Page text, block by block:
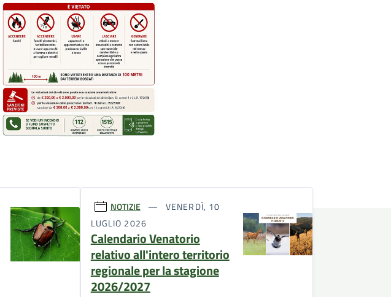
NOTIZIE
VENERDÌ, 10
LUGLIO 2026
Calendario Venatorio
relativo all'intero territorio
regionale per la stagione
2026/2027